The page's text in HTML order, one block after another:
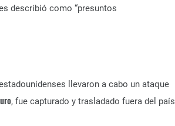
describió como “presuntos
llevaron a cabo un ataque
, fue capturado y trasladado fuera del país